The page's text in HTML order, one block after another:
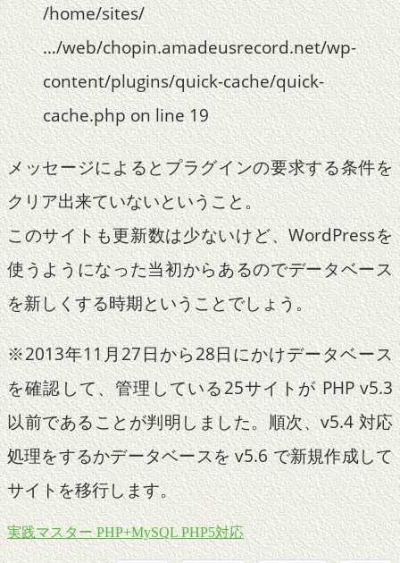
/home/sites/
…/web/chopin.amadeusrecord.net/wp-
content/plugins/quick-cache/quick-
cache.php on line 19
メッセージによるとプラグインの要求する条件を
クリア出来ていないということ。
このサイトも更新数は少ないけど、WordPressを
使うようになった当初からあるのでデータベース
を新しくする時期ということでしょう。
※2013年11月27日から28日にかけデータベース
を確認して、管理している25サイトが PHP v5.3
以前であることが判明しました。順次、v5.4 対応
処理をするかデータベースを v5.6 で新規作成して
サイトを移行します。
実践マスター PHP+MySQL PHP5対応